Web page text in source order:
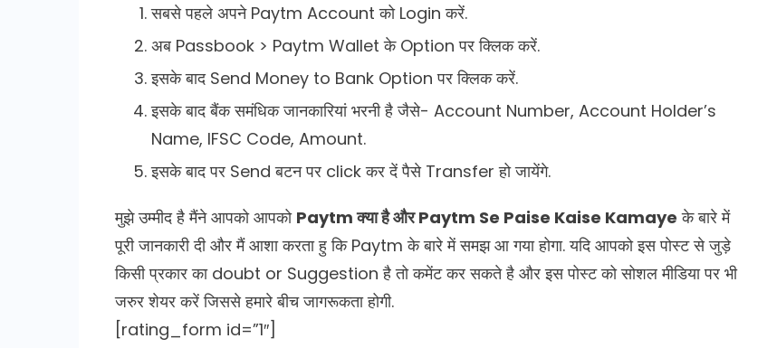
सबसे पहले अपने Paytm Account को Login करें.
अब Passbook > Paytm Wallet के Option पर क्लिक करें.
इसके बाद Send Money to Bank Option पर क्लिक करें.
इसके बाद बैंक समंधिक जानकारियां भरनी है जैसे- Account Number, Account Holder’s
Name, IFSC Code, Amount.
इसके बाद पर Send बटन पर click कर दें पैसे Transfer हो जायेंगे.
मुझे उम्मीद है मैंने आपको आपको Paytm क्या है और Paytm Se Paise Kaise Kamaye के बारे में
पूरी जानकारी दी और मैं आशा करता हु कि Paytm के बारे में समझ आ गया होगा. यदि आपको इस पोस्ट से जुड़े
किसी प्रकार का doubt or Suggestion है तो कमेंट कर सकते है और इस पोस्ट को सोशल मीडिया पर भी
जरुर शेयर करें जिससे हमारे बीच जागरूकता होगी.
[rating_form id=”1″]